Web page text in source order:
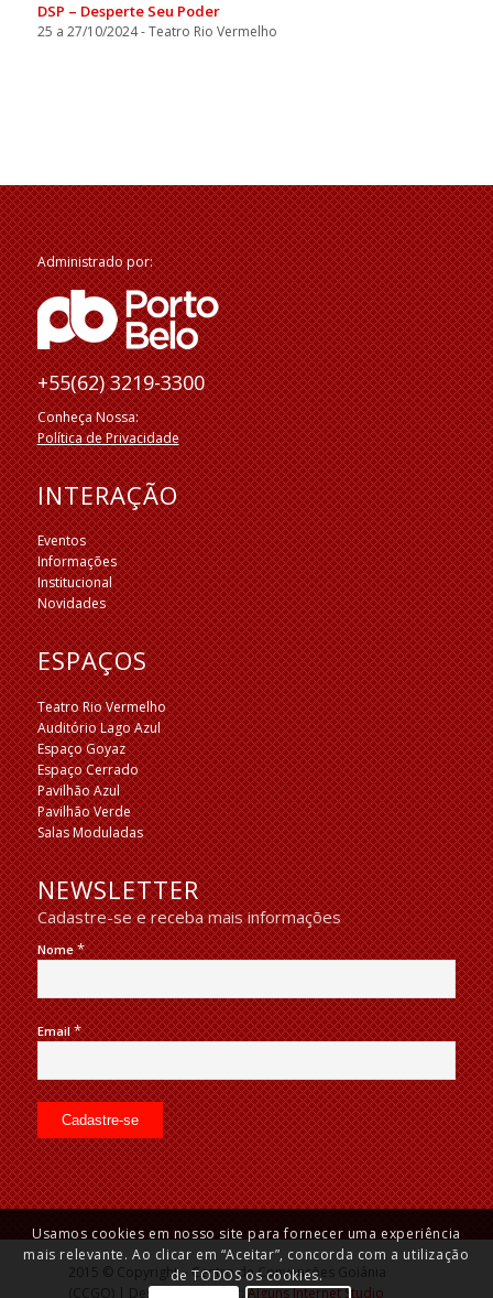
DSP – Desperte Seu Poder
25 a 27/10/2024 - Teatro Rio Vermelho
Administrado por:
+55(62) 3219-3300
Conheça Nossa:
Política de Privacidade
INTERAÇÃO
Eventos
Informações
Institucional
Novidades
ESPAÇOS
Teatro Rio Vermelho
Auditório Lago Azul
Espaço Goyaz
Espaço Cerrado
Pavilhão Azul
Pavilhão Verde
Salas Moduladas
NEWSLETTER
Cadastre-se e receba mais informações
Nome*
Email*
2015 © Copyright – Centro de Convenções Goiânia
(CCGO) | Desenvolvido por:Alguns Internet Studio
Usamos cookies em nosso site para fornecer uma experiência
mais relevante. Ao clicar em “Aceitar”, concorda com a utilização
de TODOS os cookies.